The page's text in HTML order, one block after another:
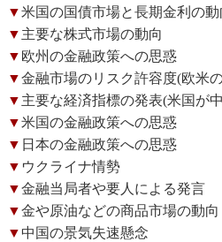
▼米国の国債市場と長期金利の動
▼ 主要な株式市場の動向
▼ 欧州の金融政策への思惑
▼金融市場のリスク許容度(欧米
▼ 主要な経済指標の発表(米国が
▼米国の金融政策への思惑
▼ 日本の金融政策への思惑
▼ ウクライナ情勢
▼金融当局者や要人による発言
▼金や原油などの商品市場の動向
▼ 中国の景気失速懸念